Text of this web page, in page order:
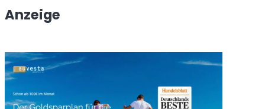
Anzeige